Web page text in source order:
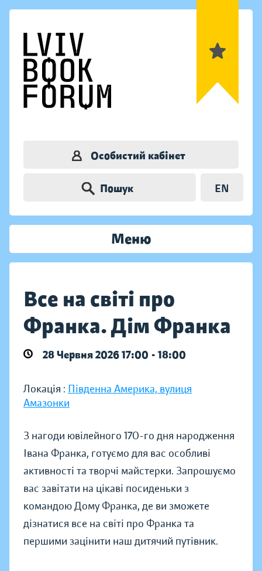
Особистий кабінет
Пошук EN
Меню
Все на світі про
Франка. Дім Франка
28 Червня 2026 17:00 - 18:00
Локація : Південна Америка, вулиця
Амазонки
З нагоди ювілейного 170-го дня народження
Івана Франка, готуємо для вас особливі
активності та творчі майстерки. Запрошуємо
вас завітати на цікаві посиденьки з
командою Дому Франка, де ви зможете
дізнатися все на світі про Франка та
першими зацінити наш дитячий путівник.